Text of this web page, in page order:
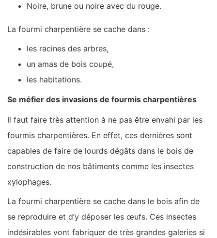
Noire, brune ou noire avec du rouge.
La fourmi charpentière se cache dans :
les racines des arbres,
un amas de bois coupé,
les habitations.
Se méfier des invasions de fourmis charpentières
Il faut faire très attention à ne pas être envahi par les
fourmis charpentières. En effet, ces dernières sont
capables de faire de lourds dégâts dans le bois de
construction de nos bâtiments comme les insectes
xylophages.
La fourmi charpentière se cache dans le bois afin de
se reproduire et d’y déposer les œufs. Ces insectes
indésirables vont fabriquer de très grandes galeries si